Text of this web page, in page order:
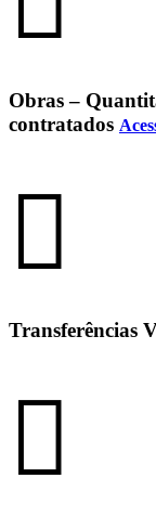
Obras –
contratados
Transferências